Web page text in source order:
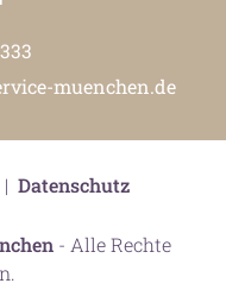
muenchen.de
- Alle Rechte
Datenschutz